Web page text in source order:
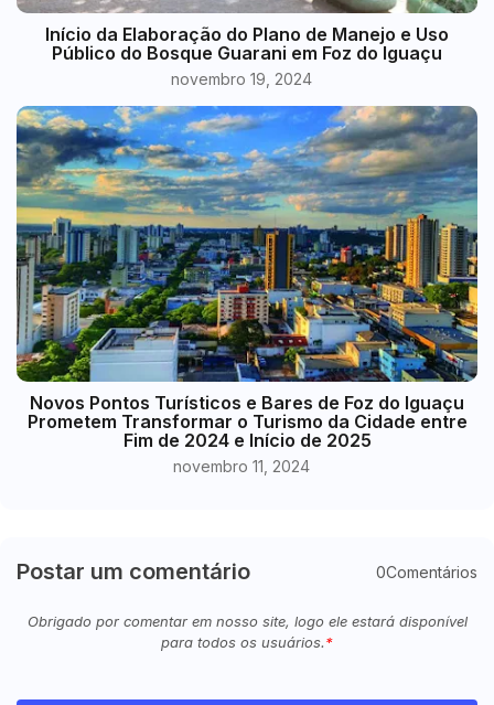
Início da Elaboração do Plano de Manejo e Uso
Público do Bosque Guarani em Foz do Iguaçu
novembro 19, 2024
Novos Pontos Turísticos e Bares de Foz do Iguaçu
Prometem Transformar o Turismo da Cidade entre
Fim de 2024 e Início de 2025
novembro 11, 2024
Postar um comentário 0Comentários
Obrigado por comentar em nosso site, logo ele estará disponível
para todos os usuários.